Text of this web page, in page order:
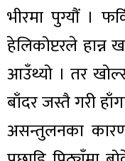
भीरमा पुग्यौं ।
हेलिकोप्टरले
आउँथ्यो । तर
बाँदर जस्तै गरी
असन्तुलनका